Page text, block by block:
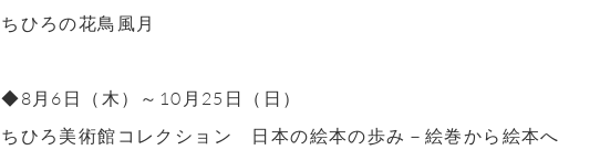
ちひろの花鳥風月
◆8月6日（木）～10月25日（日）
ちひろ美術館コレクション 日本の絵本の歩み－絵巻から絵本へ